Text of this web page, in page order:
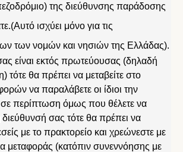
της διεύθυνσης παράδοσης
ισχύει μόνο για τις
των νομών και νησιών της Ελλάδας).
είναι εκτός πρωτεύουσας (δηλαδή
θα πρέπει να μεταβείτε στο
να παραλάβετε οι ίδιοι την
περίπτωση όμως που θέλετε να
σας τότε θα πρέπει να
με το πρακτορείο και χρεώνεστε με
μεταφοράς (κατόπιν συνεννόησης με